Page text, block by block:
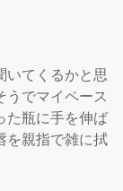
てくるかと思
うでマイペース
た瓶に手を伸ば
を親指で雑に拭